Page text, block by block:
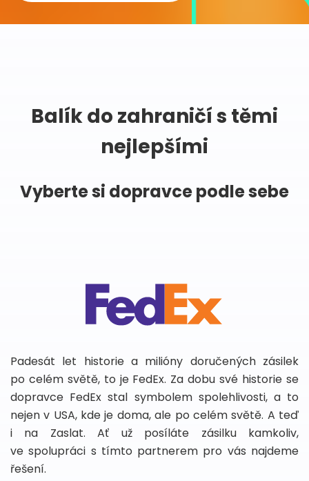
Balík do zahraničí s těmi
nejlepšími
Vyberte si dopravce podle sebe
Padesát let historie a milióny doručených zásilek
po celém světě, to je FedEx. Za dobu své historie se
dopravce FedEx stal symbolem spolehlivosti, a to
nejen v USA, kde je doma, ale po celém světě. A teď
i na Zaslat. Ať už posíláte zásilku kamkoliv,
ve spolupráci s tímto partnerem pro vás najdeme
řešení.